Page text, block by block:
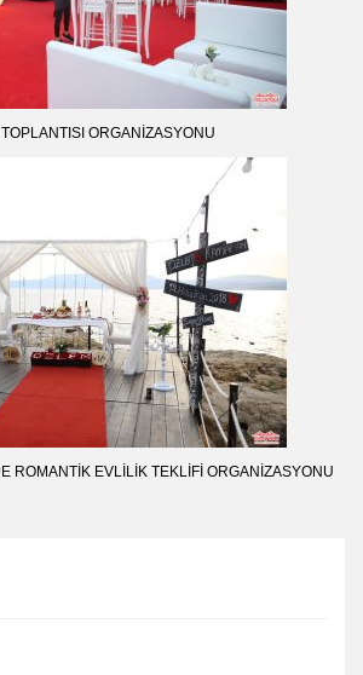
ORGANIZASYONU
ROMANTIK EVLILIK TEKLIFI ORGANIZASYONU